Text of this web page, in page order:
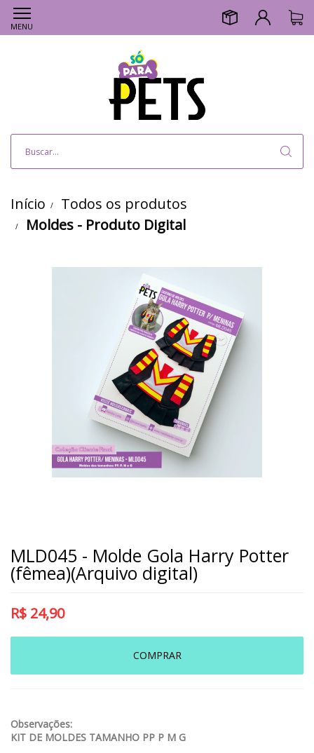
MENU
Início
Todos os produtos
Moldes - Produto Digital
MLD045 - Molde Gola Harry Potter
(fêmea)(Arquivo digital)
R$ 24,90
COMPRAR
Observações:
KIT DE MOLDES TAMANHO PP P M G